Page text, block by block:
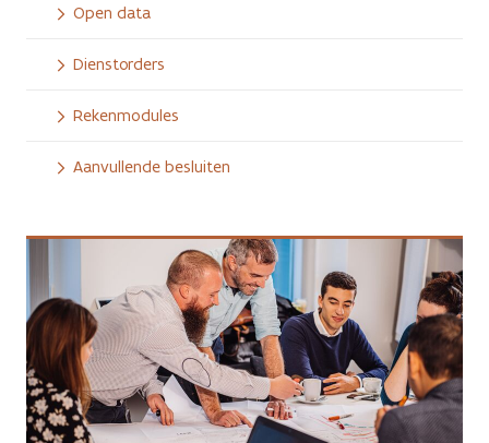
Open data
Dienstorders
Rekenmodules
Aanvullende besluiten